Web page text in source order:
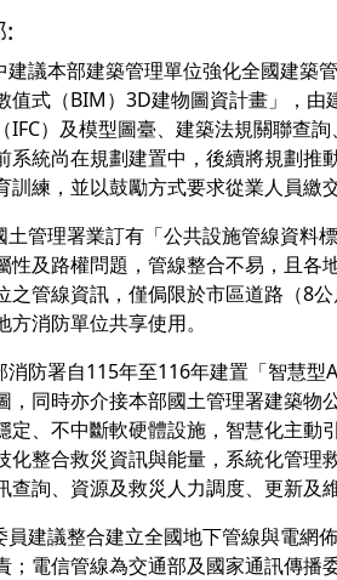
:
建議本部建築管理單位強化全國建築
值式（BIM）3D建物圖資計畫」，
IFC）及模型圖臺、建築法規關聯查
系統尚在規劃建置中，後續將規劃推
訓練，並以鼓勵方式要求從業人員繳交
土管理署業訂有「公共設施管線資料
性及路權問題，管線整合不易，且各
之管線資訊，僅侷限於市區道路（8
方消防單位共享使用。
消防署自115年至116年建置「智慧
，同時亦介接本部國土管理署建築物
定、不中斷軟硬體設施，智慧化主動
化整合救災資訊與能量，系統化管理
查詢、資源及救災人力調度、更新及
員建議整合建立全國地下管線與電網
；電信管線為交通部及國家通訊傳播